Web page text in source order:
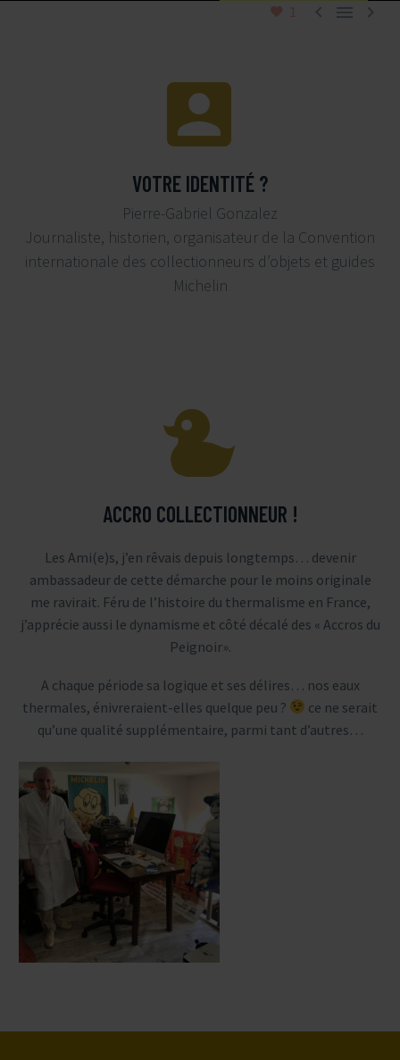
1
  


VOTRE IDENTITÉ ?
Pierre-Gabriel Gonzalez
Journaliste, historien, organisateur de la Convention
internationale des collectionneurs d’​objets et guides
Michelin


ACCRO COLLECTIONNEUR !
Les Ami(e)s, j’en rêvais depuis longtemps… devenir
ambassadeur de cette démarche pour le moins originale
me ravirait. Féru de l’histoire du thermalisme en France,
j’apprécie aussi le dynamisme et côté décalé des « Accros du
Peignoir».
A chaque période sa logique et ses délires… nos eaux
thermales, énivreraient-elles quelque peu ?
ce ne serait
qu’une qualité supplémentaire, parmi tant d’autres…